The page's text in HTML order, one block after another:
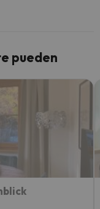
pueden